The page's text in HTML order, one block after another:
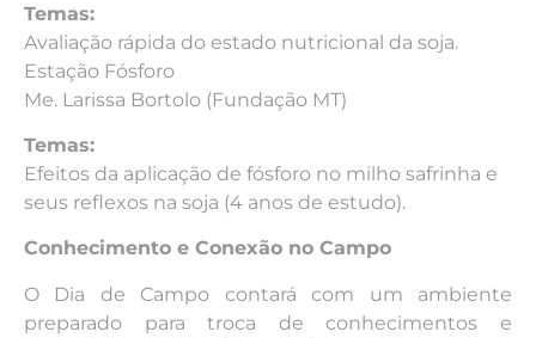
Temas:
Avaliação rápida do estado nutricional da soja.
Estação Fósforo
Me. Larissa Bortolo (Fundação MT)
Temas:
Efeitos da aplicação de fósforo no milho safrinha e
seus reflexos na soja (4 anos de estudo).
Conhecimento e Conexão no Campo
O Dia de Campo contará com um ambiente
preparado para troca de conhecimentos e